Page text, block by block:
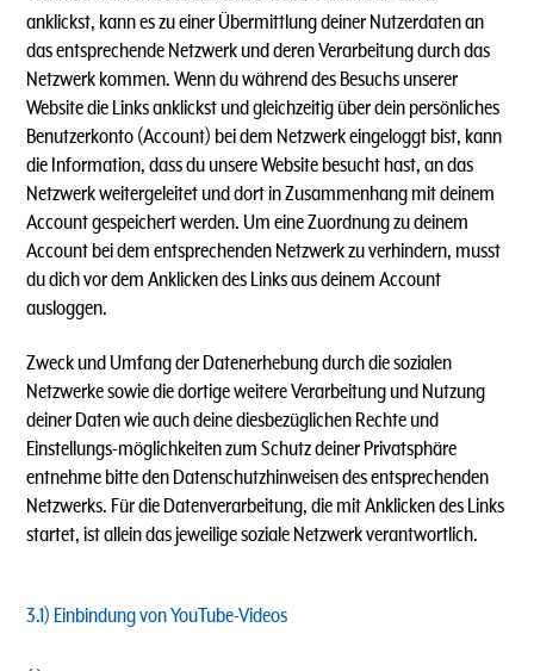
anklickst, kann es zu einer Übermittlung deiner Nutzerdaten an
das entsprechende Netzwerk und deren Verarbeitung durch das
Netzwerk kommen. Wenn du während des Besuchs unserer
Website die Links anklickst und gleichzeitig über dein persönliches
Benutzerkonto (Account) bei dem Netzwerk eingeloggt bist, kann
die Information, dass du unsere Website besucht hast, an das
Netzwerk weitergeleitet und dort in Zusammenhang mit deinem
Account gespeichert werden. Um eine Zuordnung zu deinem
Account bei dem entsprechenden Netzwerk zu verhindern, musst
du dich vor dem Anklicken des Links aus deinem Account
ausloggen.
Zweck und Umfang der Datenerhebung durch die sozialen
Netzwerke sowie die dortige weitere Verarbeitung und Nutzung
deiner Daten wie auch deine diesbezüglichen Rechte und
Einstellungs-möglichkeiten zum Schutz deiner Privatsphäre
entnehme bitte den Datenschutzhinweisen des entsprechenden
Netzwerks. Für die Datenverarbeitung, die mit Anklicken des Links
startet, ist allein das jeweilige soziale Netzwerk verantwortlich.
3.1) Einbindung von YouTube-Videos